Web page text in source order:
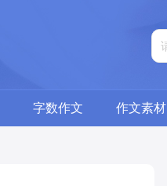
字数作文 作文素材